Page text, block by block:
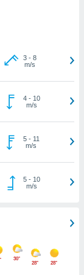
3- 8
m/s
4- 10
m/s
5- 11
m/s
5- 10
m/s
30°
28° 28°